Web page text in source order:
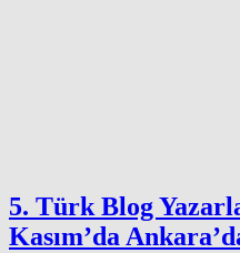
5. Türk Blog
Kasım’da